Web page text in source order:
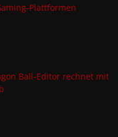
Plattformen
Ball-Editor rechnet mit